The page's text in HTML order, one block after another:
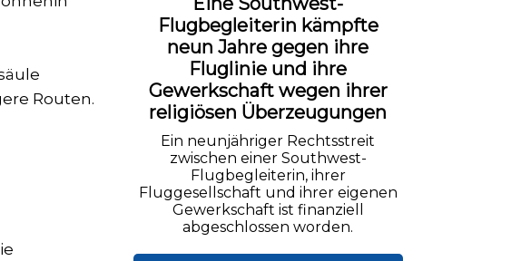
Routen.
Flugbegleiterin kämpfte
neun Jahre gegen ihre
Fluglinie und ihre
Gewerkschaft wegen ihrer
religiösen Überzeugungen
Ein neunjähriger Rechtsstreit
zwischen einer Southwest-
Flugbegleiterin, ihrer
Fluggesellschaft und ihrer eigenen
Gewerkschaft ist finanziell
abgeschlossen worden.